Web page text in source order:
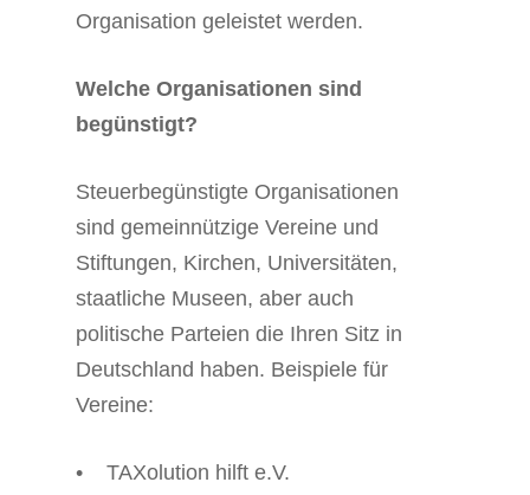
Organisation geleistet werden.
Welche Organisationen sind
begünstigt?
Steuerbegünstigte Organisationen
sind gemeinnützige Vereine und
Stiftungen, Kirchen, Universitäten,
staatliche Museen, aber auch
politische Parteien die Ihren Sitz in
Deutschland haben. Beispiele für
Vereine:
• TAXolution hilft e.V.